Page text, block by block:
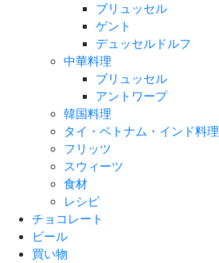
ブリュッセル
ゲント
デュッセルドルフ
中華料理
ブリュッセル
アントワープ
韓国料理
タイ・ベトナム・インド料理
フリッツ
スウィーツ
食材
レシピ
チョコレート
ビール
買い物